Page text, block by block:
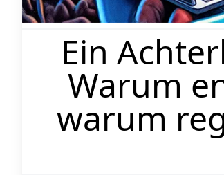
Ein
Warum
warum